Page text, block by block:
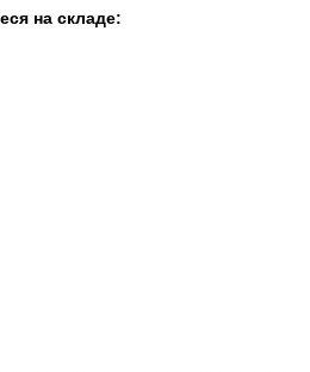
на складе: